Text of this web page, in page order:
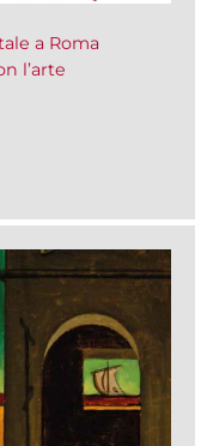
a Roma
l’arte